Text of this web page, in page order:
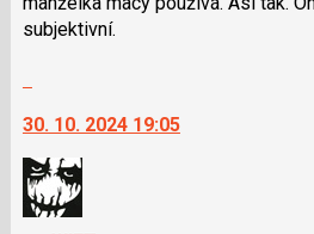
klávesy
a
P
pro
předchozí
subjektivní.
další
nový
názor.
K
30. 10. 2024 19:05